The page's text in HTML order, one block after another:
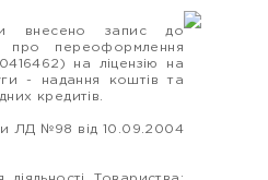
внесено запис до
про переоформлення
на ліцензію на
- надання коштів та
кредитів.
ЛД №98 від 10.09.2004